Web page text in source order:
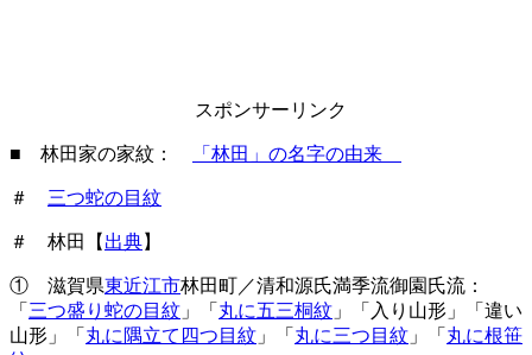
スポンサーリンク
■ 林田家の家紋： 「林田」の名字の由来
＃ 三つ蛇の目紋
＃ 林田【 出典】
① 滋賀県東近江市林田町／清和源氏満季流御園氏流：
「 三つ盛り蛇の目紋 」「 丸に五三桐紋 」「入り山形」「違い
山形」「 丸に隅立て四つ目紋 」「 丸に三つ目紋 」「 丸に根笹